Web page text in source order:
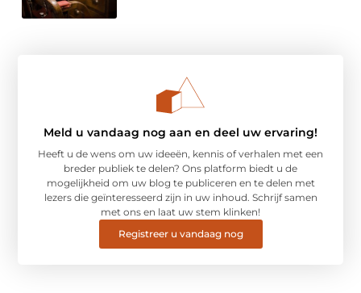
Meld u vandaag nog aan en deel uw ervaring!
Heeft u de wens om uw ideeën, kennis of verhalen met een
breder publiek te delen? Ons platform biedt u de
mogelijkheid om uw blog te publiceren en te delen met
lezers die geïnteresseerd zijn in uw inhoud. Schrijf samen
met ons en laat uw stem klinken!
Registreer u vandaag nog